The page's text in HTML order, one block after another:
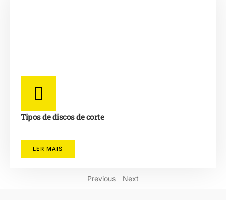
Tipos de discos de corte
LER MAIS
Previous Next